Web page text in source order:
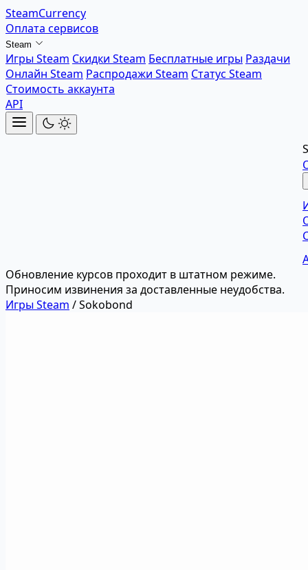
SteamCurrency
Оплата сервисов
Steam
Игры Steam Скидки Steam Бесплатные игры Раздачи
Онлайн Steam Распродажи Steam Статус Steam
Стоимость аккаунта
API
Обновление курсов проходит в штатном режиме.
Приносим извинения за доставленные неудобства.
Игры Steam /Sokobond